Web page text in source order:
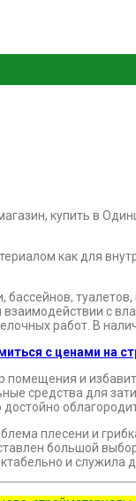
как для
бассейнов,
взаимодействии
работ. В
с ценами на
помещения и
средства для
плесени и
большой
и служила